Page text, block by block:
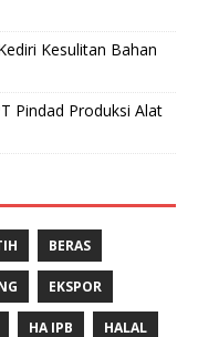
Kesulitan Bahan
Pindad Produksi Alat
BERAS
EKSPOR
HA IPB HALAL